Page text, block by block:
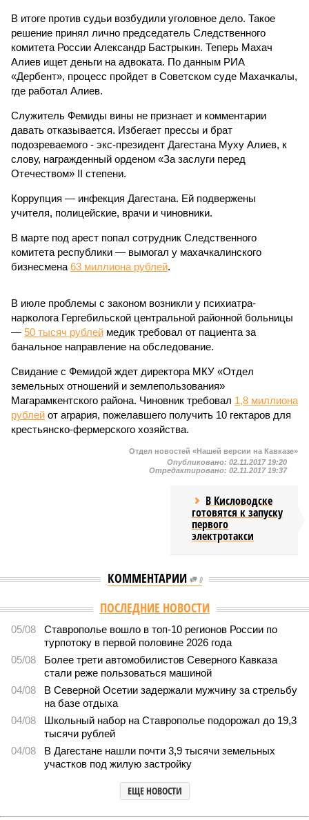
В итоге против судьи возбудили уголовное дело. Такое
решение принял лично председатель Следственного
комитета России Александр Бастрыкин. Теперь Махач
Алиев ищет деньги на адвоката. По данным РИА
«Дербент», процесс пройдет в Советском суде Махачкалы,
где работал Алиев.
Служитель Фемиды вины не признает и комментарии
давать отказывается. Избегает прессы и брат
подозреваемого - экс-президент Дагестана Муху Алиев, к
слову, награжденный орденом «За заслуги перед
Отечеством» II степени.
Коррупция — инфекция Дагестана. Ей подвержены
учителя, полицейские, врачи и чиновники.
В марте под арест попал сотрудник Следственного
комитета республики — вымогал у махачкалинского
бизнесмена 63 миллиона рублей.
В июле проблемы с законом возникли у психиатра-
нарколога Гергебильской центральной районной больницы
— 50 тысяч рублей медик требовал от пациента за
банальное направление на обследование.
Свидание с Фемидой ждет директора МКУ «Отдел
земельных отношений и землепользования»
Магарамкентского района. Чиновник требовал 1,8 миллиона
рублей от агрария, пожелавшего получить 10 гектаров для
крестьянско-фермерского хозяйства.
Отдел новостей «Нашей версии на Кавказе»
Опубликовано: 02.11.2017 19:20
Отредактировано: 02.11.2017 19:37
В Кисловодске
готовятся к запуску
первого
электротакси
КОММЕНТАРИИ 0
Версия //Общество //
Кабардино-Балкария и Северная Осетия попали в
топ-5 антирейтинга по детской преступности
Кабардино-Балкария и Северная Осетия попали в топ-5
антирейтинга по детской преступности
Тревожная статистика
детской преступности (фото: pixabay.com/fsHH)
Две республики Северного Кавказа продемонстрировали